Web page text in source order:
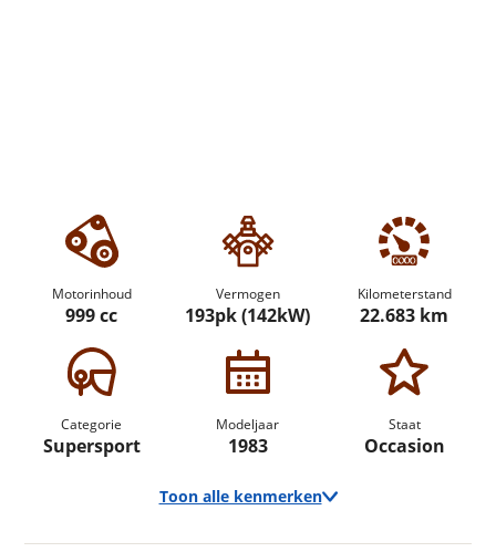
Motorinhoud
999 cc
Vermogen
193pk (142kW)
Kilometerstand
22.683 km
Categorie
Supersport
Modeljaar
1983
Staat
Occasion
Toon alle kenmerken